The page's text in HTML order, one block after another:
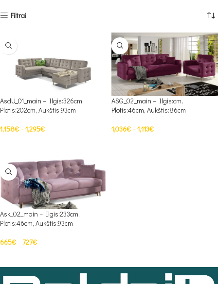
Filtrai
AsdU_01_main – Ilgis:326cm,
Plotis:202cm, Aukštis:93cm
1,158€–1,295€
ASG_02_main – Ilgis:cm,
Plotis:46cm, Aukštis:86cm
1,036€–1,113€
Ask_02_main – Ilgis:233cm,
Plotis:46cm, Aukštis:93cm
665€– 727€